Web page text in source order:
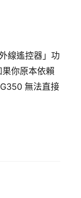
線遙控器」功
果你原本依賴
無法直接